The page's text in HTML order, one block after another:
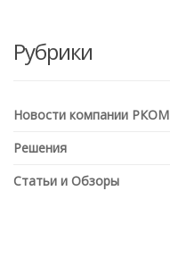
Рубрики
Новости компании РКОМ
Решения
Статьи и Обзоры